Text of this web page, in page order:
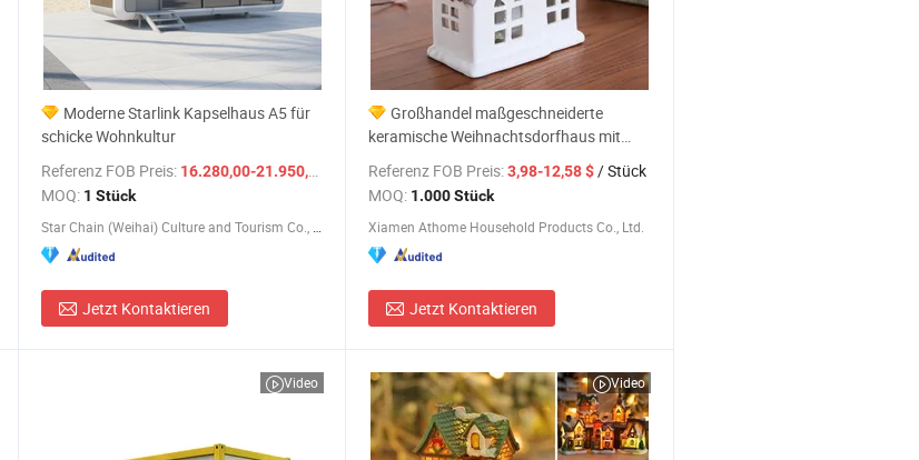
Moderne Starlink Kapselhaus A5 für
schicke Wohnkultur
Referenz FOB Preis: 16.280,00-21.950,00 $
/ Stück
MOQ: 1 Stück
Jetzt Kontaktieren
Großhandel maßgeschneiderte
keramische Weihnachtsdorfhaus mit
LED-Licht Feiertags Tischdekoration
Referenz FOB Preis:3,98-12,58 $/ Stück
MOQ: 1.000 Stück
Xiamen Athome Household Products Co., Ltd.
Jetzt Kontaktieren
Video Video